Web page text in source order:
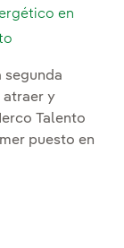
en
segunda
atraer y
Talento
puesto en
del sector
líder dellíder del